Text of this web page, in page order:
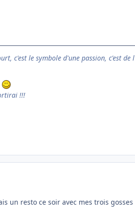
c'est le symbole d'une passion, c'est
!!!
un resto ce soir avec mes trois